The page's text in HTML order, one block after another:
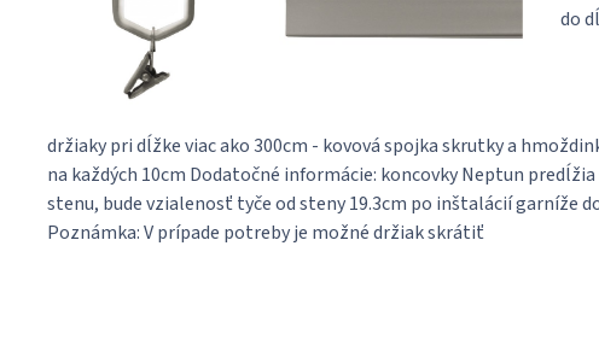
do
držiaky pri dĺžke viac ako 300cm - kovová spojka skrutky a
na každých 10cm Dodatočné informácie: koncovky Neptun
stenu, bude vzialenosť tyče od steny 19.3cm po inštalácií garníže
Poznámka: V prípade potreby je možné držiak skrátiť